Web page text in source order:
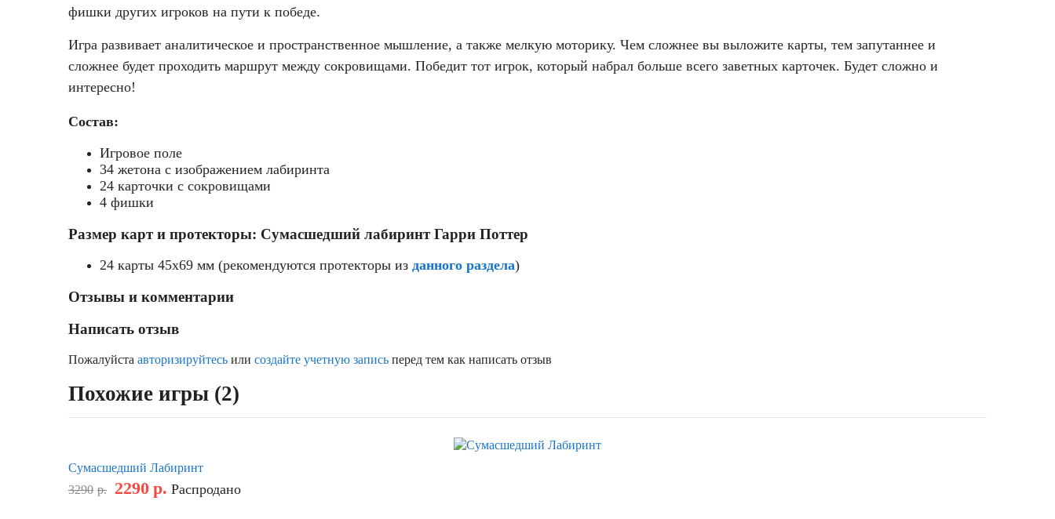
фишки других игроков на пути к победе.
Игра развивает аналитическое и пространственное мышление, а также мелкую моторику. Чем сложнее вы выложите карты, тем запутаннее и
сложнее будет проходить маршрут между сокровищами. Победит тот игрок, который набрал больше всего заветных карточек. Будет сложно и
интересно!
Состав:
Игровое поле
34 жетона с изображением лабиринта
24 карточки с сокровищами
4 фишки
Размер карт и протекторы: Сумасшедший лабиринт Гарри Поттер
24 карты 45x69 мм (рекомендуются протекторы из данного раздела)
Отзывы и комментарии
Написать отзыв
Пожалуйста авторизируйтесь или создайте учетную запись перед тем как написать отзыв
Похожие игры (2)
Сумасшедший Лабиринт
3290 р. 2290 р. Распродано